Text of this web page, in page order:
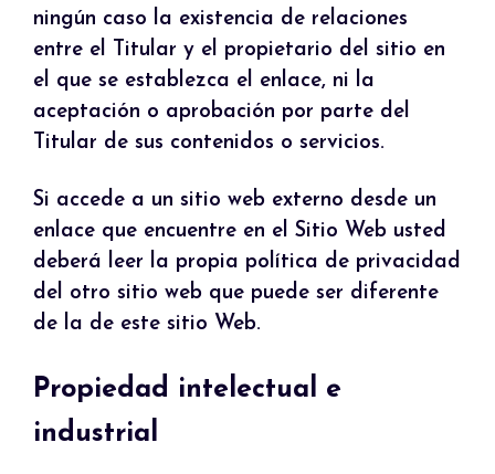
ningún caso la existencia de relaciones
entre el Titular y el propietario del sitio en
el que se establezca el enlace, ni la
aceptación o aprobación por parte del
Titular de sus contenidos o servicios.
Si accede a un sitio web externo desde un
enlace que encuentre en el Sitio Web usted
deberá leer la propia política de privacidad
del otro sitio web que puede ser diferente
de la de este sitio Web.
Propiedad intelectual e
industrial